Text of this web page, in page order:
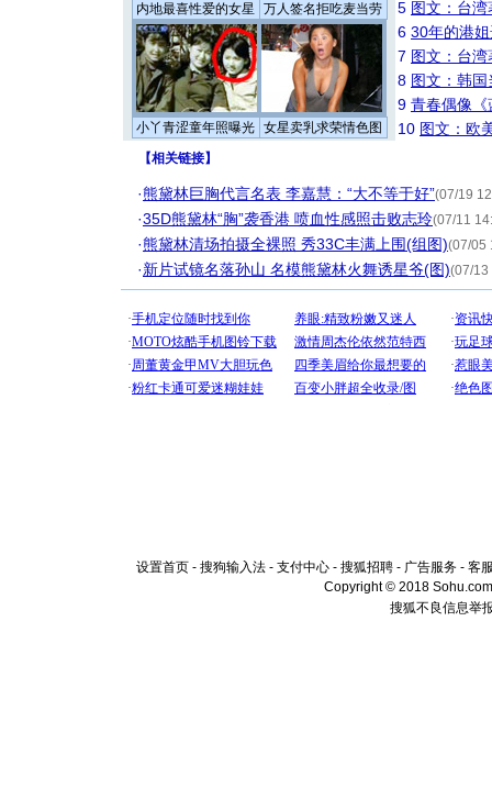
内地最喜性爱的女星 万人签名拒吃麦当劳
小丫青涩童年照曝光 女星卖乳求荣情色图
5 图文：台
6 30年的港
7 图文：台
8 图文：韩
9 青春偶像《
10 图文：欧
【相关链接】
·熊黛林巨胸代言名表 李嘉慧：“大不等于好”(07/19
·35D熊黛林“胸”袭香港 喷血性感照击败志玲(07/11
·熊黛林清场拍摄全裸照 秀33C丰满上围(组图)(07/05
·新片试镜名落孙山 名模熊黛林火舞诱星爷(图)(07/13
设置首页 - 搜狗输入法 - 支付中心 - 搜狐招聘 - 广告服务 - 客
Copyright © 2018
搜狐不良信息举